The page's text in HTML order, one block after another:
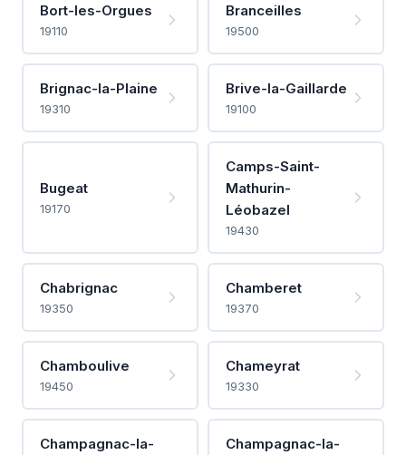
Bort-les-Orgues
19110
Branceilles
19500
Brignac-la-Plaine
19310
Brive-la-Gaillarde
19100
Bugeat
19170
Camps-Saint-
Mathurin-
Léobazel
19430
Chabrignac
19350
Chamberet
19370
Chamboulive
19450
Chameyrat
19330
Champagnac-la-
Champagnac-la-